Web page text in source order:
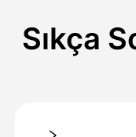
Sıkça